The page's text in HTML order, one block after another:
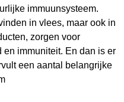
immuunsysteem.
in vlees, maar ook in
zorgen voor
immuniteit. En dan is er
een aantal belangrijke